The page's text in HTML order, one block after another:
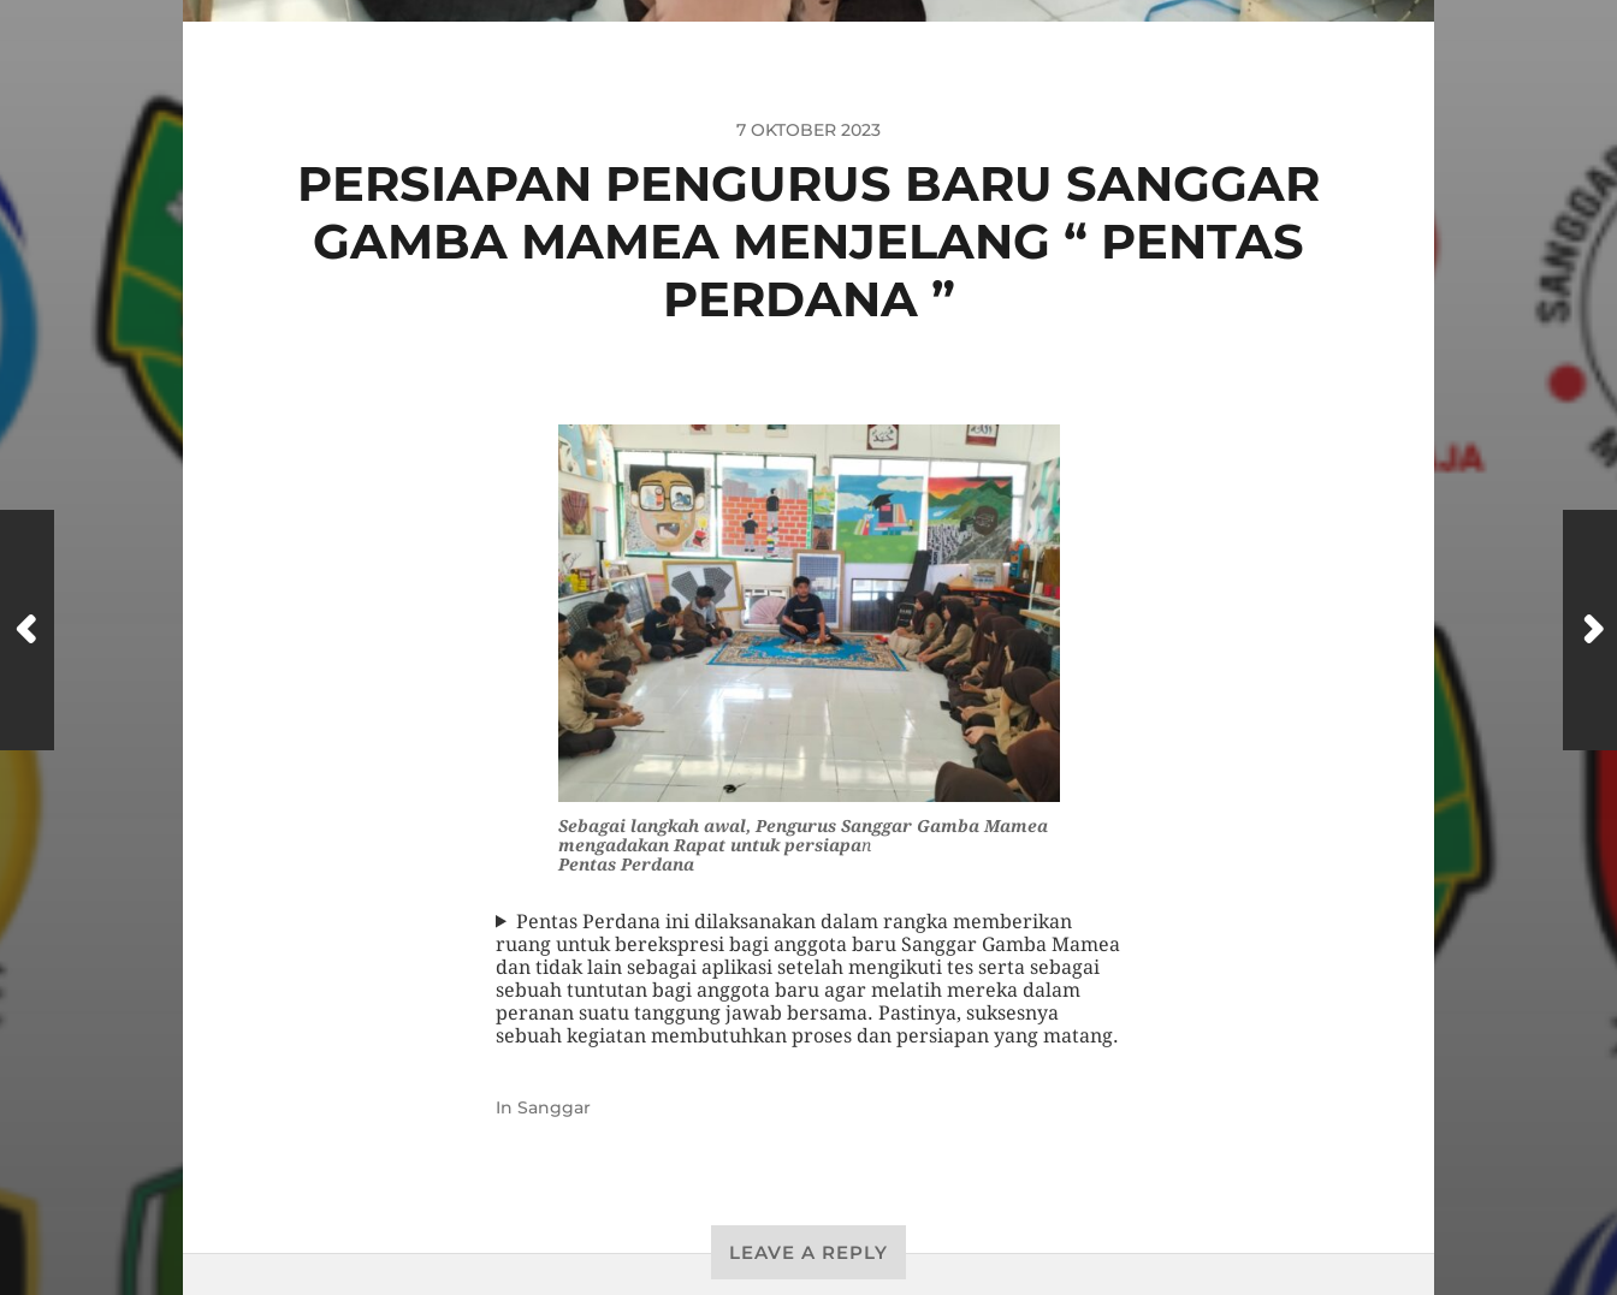
7 OKTOBER 2023
PERSIAPAN PENGURUS BARU SANGGAR
GAMBA MAMEA MENJELANG “ PENTAS
PERDANA ”
Sebagai langkah awal, Pengurus Sanggar Gamba Mamea
mengadakan Rapat untuk persiapan
Pentas Perdana
Pentas Perdana ini dilaksanakan dalam rangka memberikan
ruang untuk berekspresi bagi anggota baru Sanggar Gamba Mamea
dan tidak lain sebagai aplikasi setelah mengikuti tes serta sebagai
sebuah tuntutan bagi anggota baru agar melatih mereka dalam
peranan suatu tanggung jawab bersama. Pastinya, suksesnya
sebuah kegiatan membutuhkan proses dan persiapan yang matang.
In Sanggar
LEAVE A REPLY